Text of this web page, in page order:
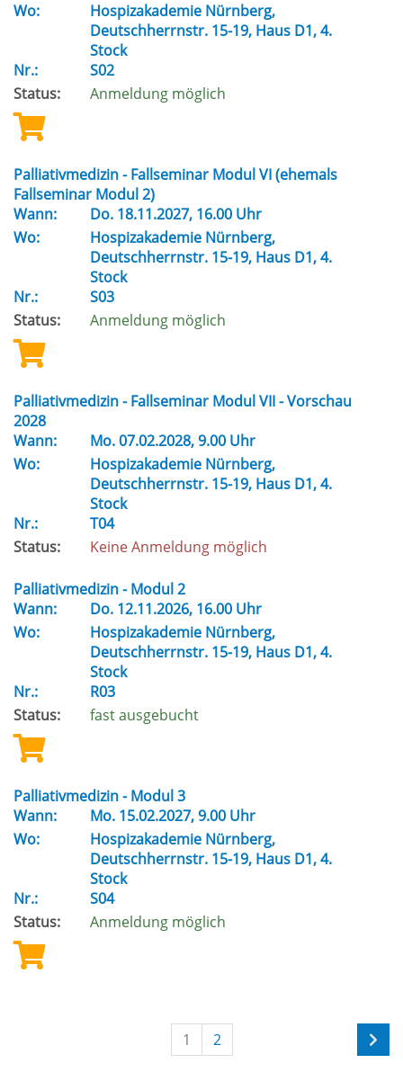
Wo:
Hospizakademie Nürnberg,
Deutschherrnstr. 15-19, Haus D1, 4.
Stock
Nr.:
S02
Status:
Anmeldung möglich
Palliativmedizin - Fallseminar Modul VI (ehemals
Fallseminar Modul 2)
Wann:
Do. 18.11.2027, 16.00 Uhr
Wo:
Hospizakademie Nürnberg,
Deutschherrnstr. 15-19, Haus D1, 4.
Stock
Nr.:
S03
Status:
Anmeldung möglich
Palliativmedizin - Fallseminar Modul VII - Vorschau
2028
Wann:
Mo.07.02.2028, 9.00 Uhr
Wo:
Hospizakademie Nürnberg,
Deutschherrnstr. 15-19, Haus D1, 4.
Stock
Nr.:
T04
Status:
Keine Anmeldung möglich
Palliativmedizin - Modul 2
Wann:
Do. 12.11.2026, 16.00 Uhr
Wo:
Hospizakademie Nürnberg,
Deutschherrnstr. 15-19, Haus D1, 4.
Stock
Nr.:
R03
Status:
fast ausgebucht
Palliativmedizin - Modul 3
Wann:
Mo. 15.02.2027, 9.00 Uhr
Wo:
Hospizakademie Nürnberg,
Deutschherrnstr. 15-19, Haus D1, 4.
Stock
Nr.:
S04
Status:
Anmeldung möglich
1 2